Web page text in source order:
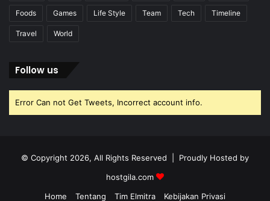
Foods Games Life Style Team Tech Timeline
Travel World
Follow us
Error Can not Get Tweets, Incorrect account info.
© Copyright 2026, All Rights Reserved | Proudly Hosted by
hostgila.com
Home
Tentang Tim Elmitra Kebijakan Privasi